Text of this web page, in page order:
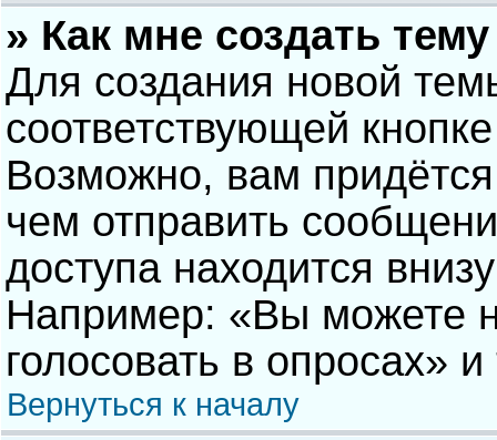
» Как мне создать
Для создания новой
соответствующей
Возможно, вам
чем отправить
доступа находится
Например: «Вы можете
голосовать в опросах» и
Вернуться к началу